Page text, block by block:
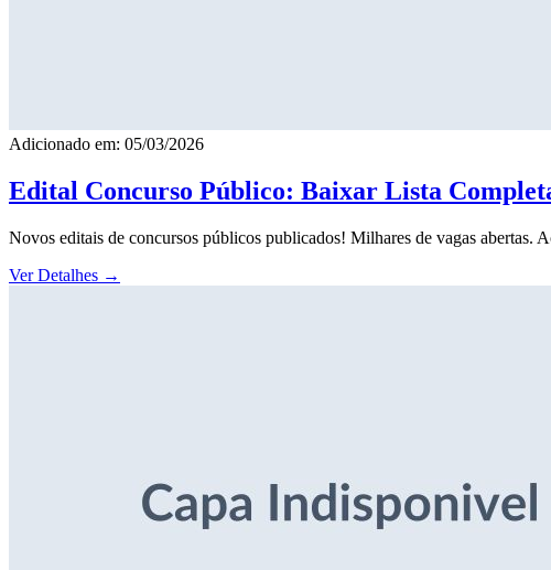
Adicionado em: 05/03/2026
Edital Concurso Público: Baixar Lista
Novos editais de concursos públicos publicados! Milhares de vagas abertas.
Ver Detalhes →